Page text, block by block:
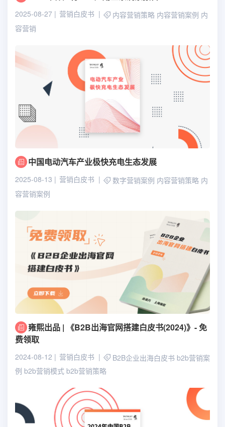
2025-08-27 营销白皮书 内容营销策略 内容营销案例 内
容营销
中国电动汽车产业极快充电生态发展
2025-08-13 营销白皮书 数字营销案例 内容营销策略 内
容营销案例
雍熙出品 | 《B2B出海官网搭建白皮书(2024)》- 免
费领取
2024-08-12 营销白皮书 B2B企业出海白皮书 b2b营销案
例 b2b营销模式 b2b营销策略